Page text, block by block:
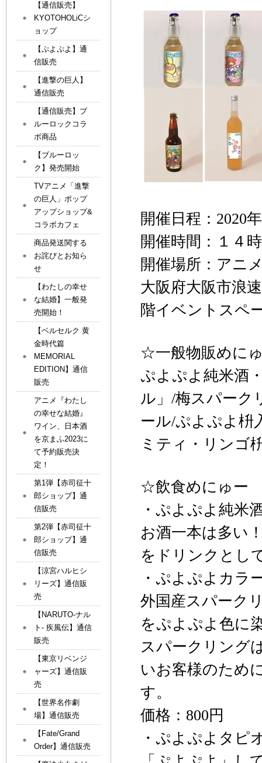
開催日程： 2020年
開催時間：１４時
開催場所：アニ
大阪府大阪市浪
階イベントスペ
☆一般物販めに
ぷよぷよ純米酒
ル」 /梅スパーク
ール/ぷよぷよ枡
ミティ・リンゴ
☆飲食めにゅー
・ぷよぷよ純米
お酒一本は多い
をドリンクとし
・ぷよぷよカラ
外国産スパーク
をぷよぷよ色に
スパークリング
いお客様のため
す。
価格： 800円
・ぷよぷよタピ
【通信販売】
KYOTOHOLiCシ
ョップ
【ぷよぷよ】通
信販売
【進撃の巨人】
通信販売
【通信販売】ブ
ルーロックコラ
ボ商品
【ブルーロッ
ク】発売開始
TVアニメ「進撃
の巨人」ポップ
アップショップ&
コラボカフェ
商品発送関する
お詫びとお知ら
せ
【わたしの幸せ
な結婚】一般発
売開始！
【ベルセルク 黄
金時代篇
MEMORIAL
EDITION】通信
販売
アニメ『わたし
の幸せな結婚』
ワイン、日本酒
を京まふ2023に
て予約販売決
定！
第1弾【赤司征十
郎ショップ】通
信販売
第2弾【赤司征十
郎ショップ】通
信販売
【涼宮ハルヒシ
リーズ】通信販
売
【NARUTO-ナル
ト- 疾風伝】通信
販売
【東京リベンジ
ャーズ】通信販
売
【世界名作劇
場】通信販売
【Fate/Grand
Order】通信販売